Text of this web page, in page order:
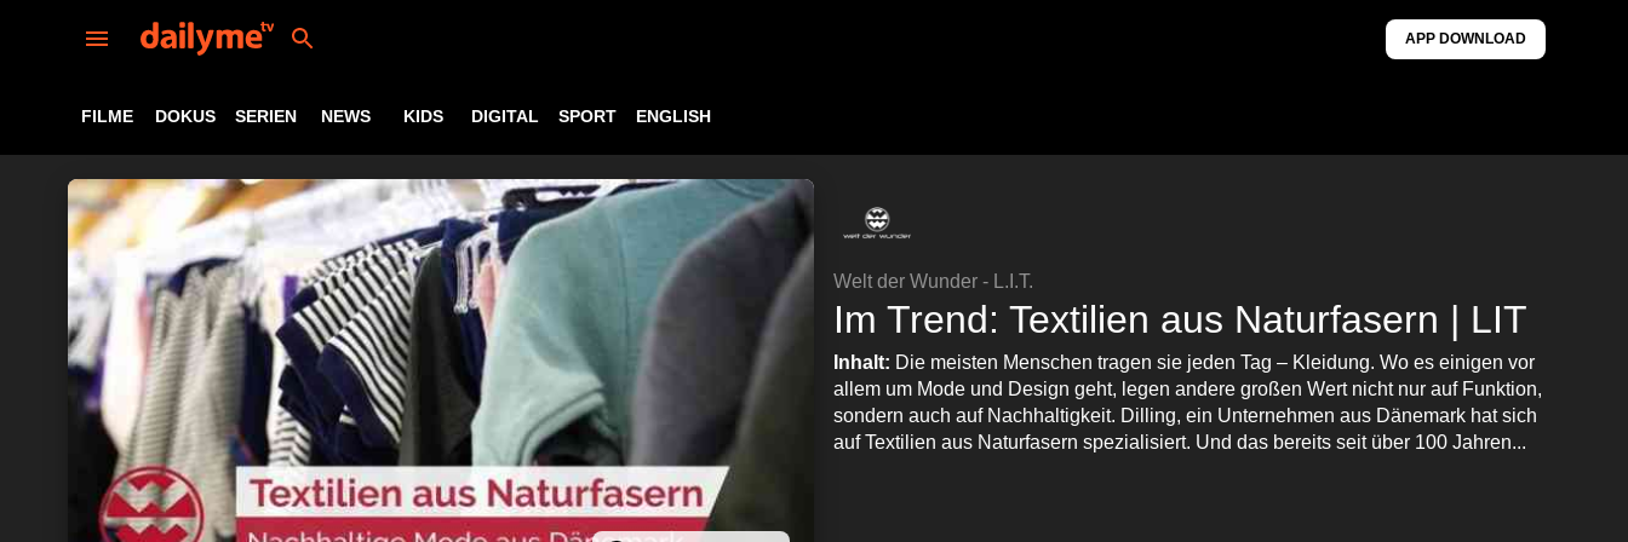
APP DOWNLOAD
FILME DOKUS SERIEN NEWS KIDS DIGITAL SPORT ENGLISH
Welt der Wunder - L.I.T.
Im Trend: Textilien aus Naturfasern | LIT
Inhalt: Die meisten Menschen tragen sie jeden Tag – Kleidung. Wo es einigen vor
allem um Mode und Design geht, legen andere großen Wert nicht nur auf Funktion,
sondern auch auf Nachhaltigkeit. Dilling, ein Unternehmen aus Dänemark hat sich
auf Textilien aus Naturfasern spezialisiert. Und das bereits seit über 100 Jahren...